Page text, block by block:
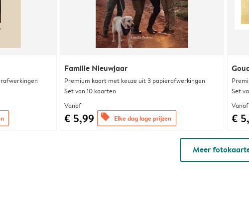
Familie Nieuwjaar
Premium kaart met keuze uit 3 papierafwerkingen
Set van 10 kaarten
Vanaf
€ 5,99 offers Elke dag lage prijzen
Set
Vanaf
€
Meer